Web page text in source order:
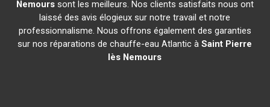
Nemourssont les meilleurs. Nos clients satisfaits nous ont
laissé des avis élogieux sur notre travail et notre
professionnalisme. Nous offrons également des garanties
sur nos réparations de chauffe-eau Atlantic àSaint Pierre
lès Nemours